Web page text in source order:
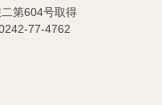
第604号取得
77-4762